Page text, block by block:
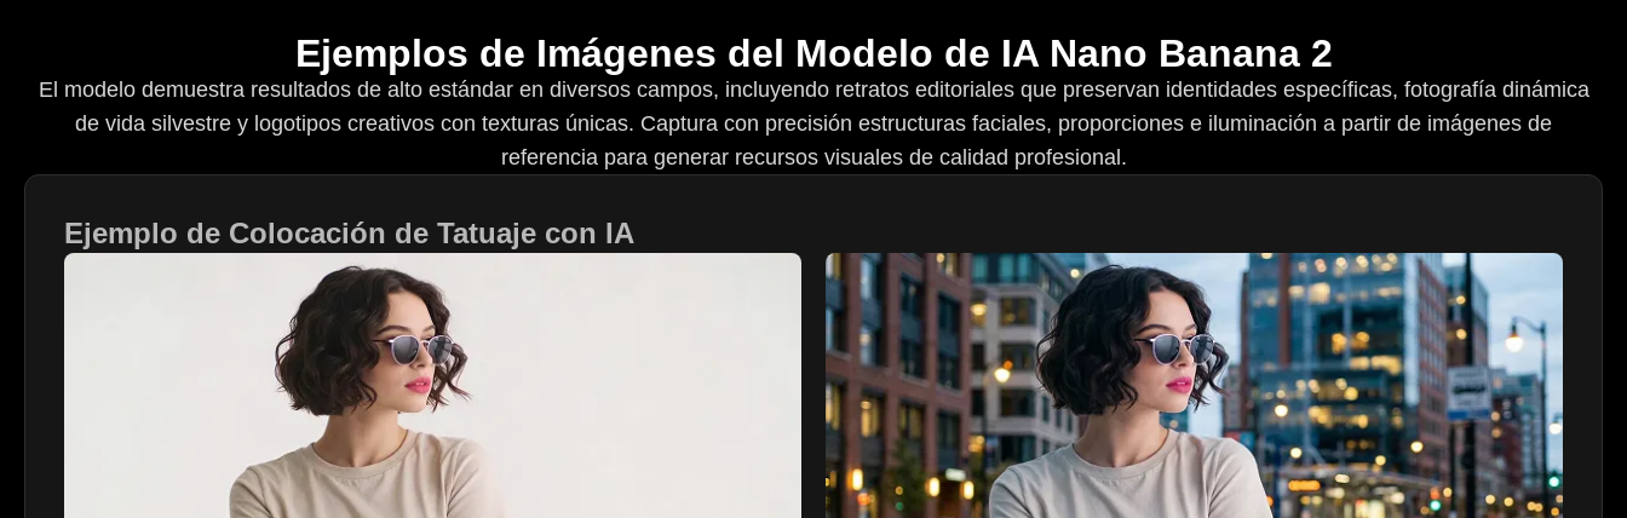
Ejemplos de Imágenes del Modelo de IA Nano Banana 2
El modelo demuestra resultados de alto estándar en diversos campos, incluyendo retratos editoriales que preservan identidades específicas, fotografía dinámica
de vida silvestre y logotipos creativos con texturas únicas. Captura con precisión estructuras faciales, proporciones e iluminación a partir de imágenes de
referencia para generar recursos visuales de calidad profesional.
Ejemplo de Colocación de Tatuaje con IA